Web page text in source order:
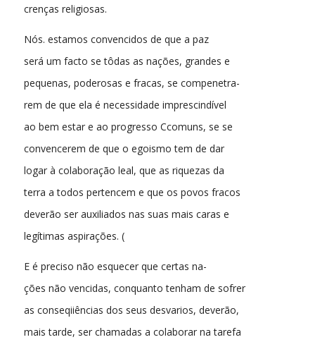
crenças religiosas.
Nós. estamos convencidos de que a paz
será um facto se tôdas as nações, grandes e
pequenas, poderosas e fracas, se compenetra-
rem de que ela é necessidade imprescindível
ao bem estar e ao progresso Ccomuns, se se
convencerem de que o egoismo tem de dar
logar à colaboração leal, que as riquezas da
terra a todos pertencem e que os povos fracos
deverão ser auxiliados nas suas mais caras e
legítimas aspirações. (
E é preciso não esquecer que certas na-
ções não vencidas, conquanto tenham de sofrer
as conseqiiências dos seus desvarios, deverão,
mais tarde, ser chamadas a colaborar na tarefa